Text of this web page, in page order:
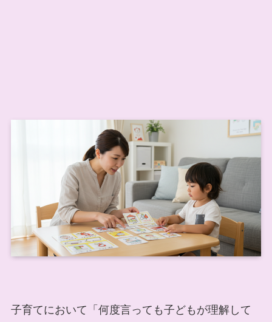
子育てにおいて「何度言っても子どもが理解して